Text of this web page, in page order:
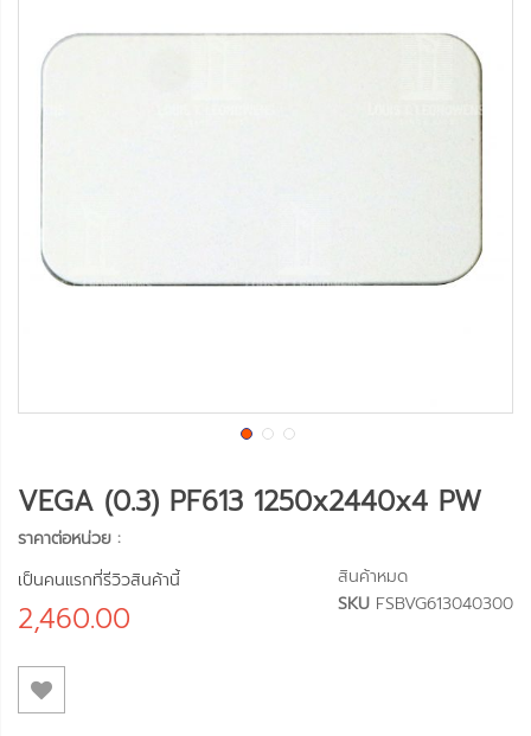
VEGA (0.3) PF613 1250x2440x4 PW
ราคาต่อหน่วย :
สินค้าหมด
SKU FSBVG613040300
เป็นคนแรกที่รีวิวสินค้านี้
2,460.00